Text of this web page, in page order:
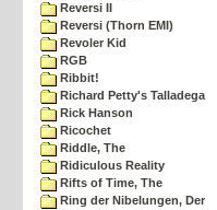
Reversi II
Reversi (Thorn EMI)
Revoler Kid
RGB
Ribbit!
Richard Petty's Talladega
Rick Hanson
Ricochet
Riddle, The
Ridiculous Reality
Rifts of Time, The
Ring der Nibelungen, Der